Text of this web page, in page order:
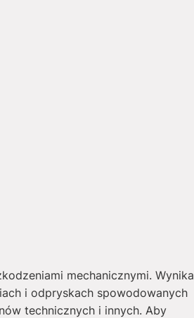
mechanicznymi. Wynika
i odpryskach spowodowanych
technicznych i innych. Aby